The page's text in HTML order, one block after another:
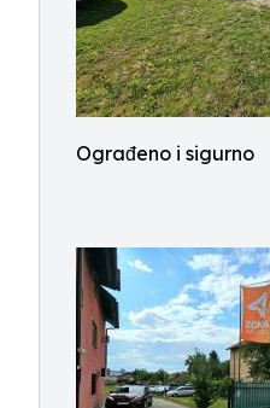
Ograđeno i sigurno